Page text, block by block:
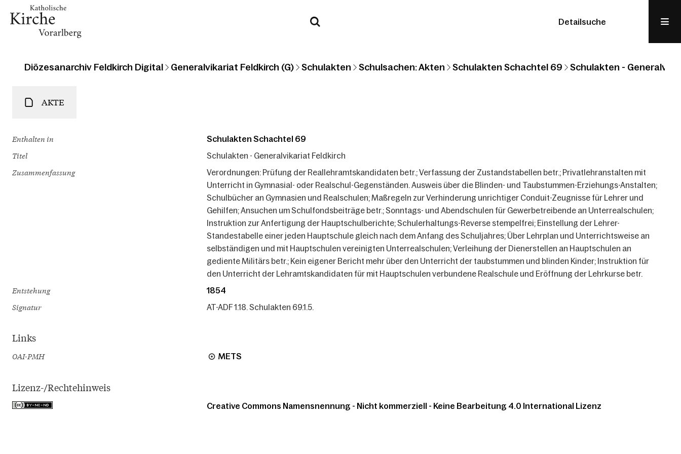
Detailsuche
Diözesanarchiv Feldkirch Digital Generalvikariat Feldkirch (G) Schulakten Schulsachen: Akten Schulakten Schachtel 69 Schulakten -
AKTE
Enthalten in Schulakten Schachtel 69
Titel Schulakten - Generalvikariat Feldkirch
Zusammenfassung
Verordnungen: Prüfung der Reallehramtskandidaten betr.; Verfassung der Zustandstabellen betr.; Privatlehranstalten mit
Unterricht in Gymnasial- oder Realschul-Gegenständen. Ausweis über die Blinden- und Taubstummen-Erziehungs-Anstalten;
Schulbücher an Gymnasien und Realschulen; Maßregeln zur Verhinderung unrichtiger Conduit-Zeugnisse für Lehrer und
Gehilfen; Ansuchen um Schulfondsbeiträge betr.; Sonntags- und Abendschulen für Gewerbetreibende an Unterrealschulen;
Instruktion zur Anfertigung der Hauptschulberichte; Schulerhaltungs-Reverse stempelfrei; Einstellung der Lehrer-
Standestabelle einer jeden Hauptschule gleich nach dem Anfang des Schuljahres; Über Lehrplan und Unterrichtsweise an
selbständigen und mit Hauptschulen vereinigten Unterrealschulen; Verleihung der Dienerstellen an Hauptschulen an
gediente Militärs betr.; Kein eigener Bericht mehr über den Unterricht der taubstummen und blinden Kinder; Instruktion für
den Unterricht der Lehramtskandidaten für mit Hauptschulen verbundene Realschule und Eröffnung der Lehrkurse betr.
Entstehung 1854
Signatur AT-ADF 1.18. Schulakten 69.1.5.
Links
OAI-PMH METS
Lizenz-/Rechtehinweis
Creative Commons Namensnennung - Nicht kommerziell - Keine Bearbeitung 4.0 International Lizenz